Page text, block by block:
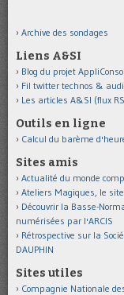
Archive des sondages
Liens A&SI
Blog du projet
Fil twitter technos &
Les articles A&SI (flux
Outils en ligne
Calcul du barème
Sites amis
Actualité du monde
Ateliers Magiques, le
Découvrir la Basse-
numérisées par l'ARCIS
Rétrospective sur la
DAUPHIN
Sites utiles
Compagnie Nationale